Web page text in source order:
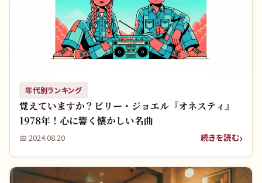
年代別ランキング
覚えていますか？ビリー・ジョエル『オネスティ』
1978年！心に響く懐かしい名曲
📅 2024.08.20 続きを読む